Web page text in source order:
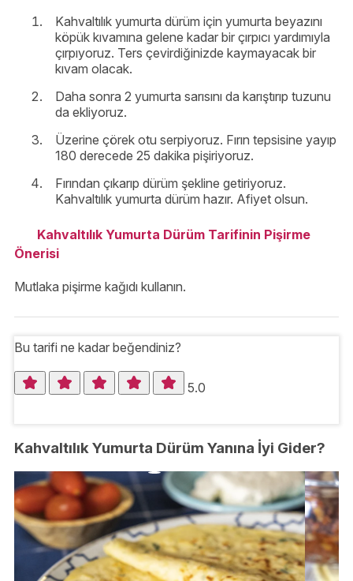
Kahvaltılık yumurta dürüm için yumurta beyazını
köpük kıvamına gelene kadar bir çırpıcı yardımıyla
çırpıyoruz. Ters çevirdiğinizde kaymayacak bir
kıvam olacak.
Daha sonra 2 yumurta sarısını da karıştırıp tuzunu
da ekliyoruz.
Üzerine çörek otu serpiyoruz. Fırın tepsisine yayıp
180 derecede 25 dakika pişiriyoruz.
Fırından çıkarıp dürüm şekline getiriyoruz.
Kahvaltılık yumurta dürüm hazır. Afiyet olsun.
Kahvaltılık Yumurta Dürüm Tarifinin Pişirme
Önerisi
Mutlaka pişirme kağıdı kullanın.
Bu tarifi ne kadar beğendiniz?
5.0
Kahvaltılık Yumurta Dürüm Yanına İyi Gider?